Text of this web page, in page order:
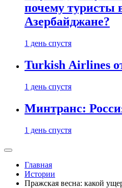
почему туристы
Азербайджане?
1 день спустя
Turkish Airlines
1 день спустя
Минтранс:
1 день спустя
Главная
Истории
Пражская весна: какой